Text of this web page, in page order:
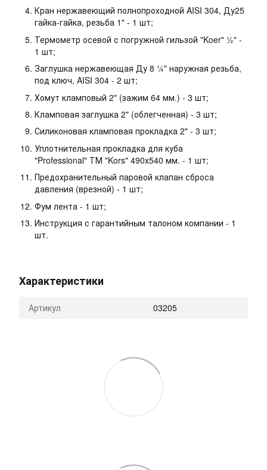
Кран нержавеющий полнопроходной AISI 304, Ду25
гайка-гайка, резьба 1" - 1 шт;
Термометр осевой с погружной гильзой "Koer" ½" -
1 шт;
Заглушка нержавеющая Ду 8 ¼" наружная резьба,
под ключ, AISI 304 - 2 шт;
Хомут кламповый 2" (зажим 64 мм.) - 3 шт;
Кламповая заглушка 2" (облегченная) - 3 шт;
Силиконовая кламповая прокладка 2" - 3 шт;
Уплотнительная прокладка для куба
"Professional" ТМ "Kors" 490х540 мм. - 1 шт;
Предохранительный паровой клапан сброса
давления (врезной) - 1 шт;
Фум лента - 1 шт;
Инструкция с гарантийным талоном компании - 1
шт.
Характеристики
Артикул 03205